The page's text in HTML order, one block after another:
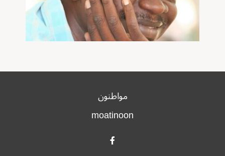
مواطنون
moatinoon